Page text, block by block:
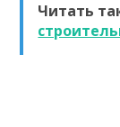
Читать